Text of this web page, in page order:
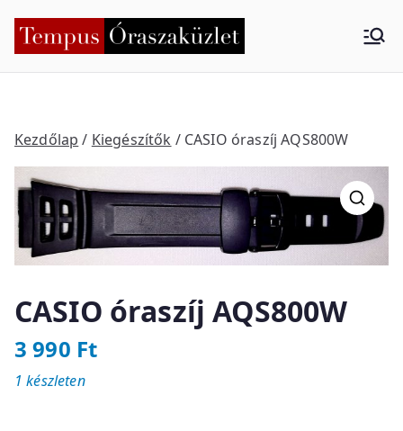
Tempus
küzlet
Kezdőlap / Kiegészítők / CASIO óraszíj AQS800W
CASIO óraszíj AQS800W
3 990 Ft
1 készleten